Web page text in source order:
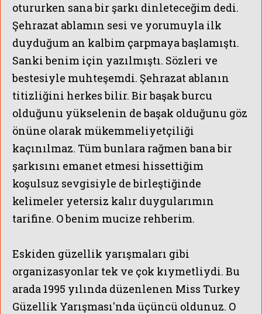
otururken sana bir şarkı dinleteceğim dedi.
Şehrazat ablamın sesi ve yorumuyla ilk
duyduğum an kalbim çarpmaya başlamıştı.
Sanki benim için yazılmıştı. Sözleri ve
bestesiyle muhteşemdi. Şehrazat ablanın
titizliğini herkes bilir. Bir başak burcu
olduğunu yükselenin de başak olduğunu göz
önüne olarak mükemmeliyetçiliği
kaçınılmaz. Tüm bunlara rağmen bana bir
şarkısını emanet etmesi hissettiğim
koşulsuz sevgisiyle de birleştiğinde
kelimeler yetersiz kalır duygularımın
tarifine. O benim mucize rehberim.
Eskiden güzellik yarışmaları gibi
organizasyonlar tek ve çok kıymetliydi. Bu
arada 1995 yılında düzenlenen Miss Turkey
Güzellik Yarışması'nda üçüncü oldunuz. O